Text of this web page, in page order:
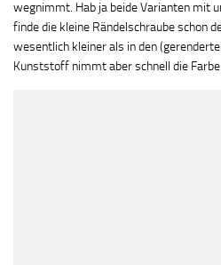
wegnimmt. Hab ja beide Varianten mit
finde die kleine Rändelschraube schon
wesentlich kleiner als in den
Kunststoff nimmt aber schnell die